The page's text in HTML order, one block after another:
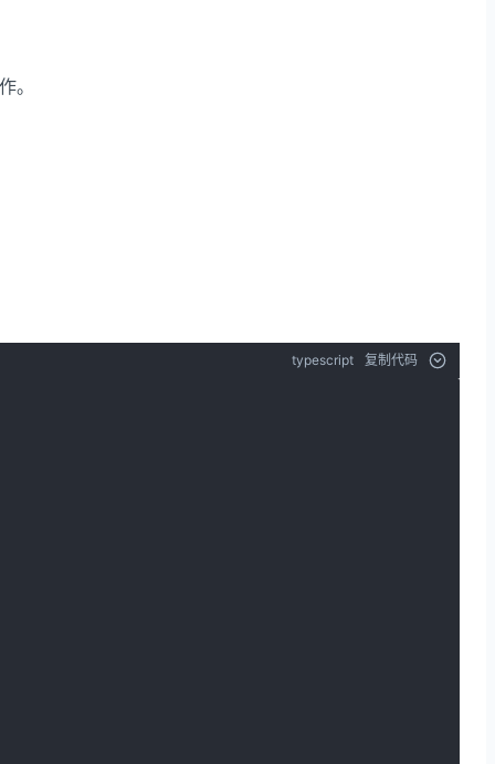
。
typescript 复制代码